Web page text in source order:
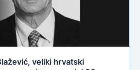
veliki hrvatski